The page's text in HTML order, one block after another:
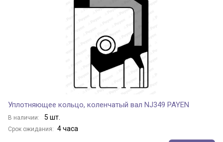
Уплотняющее кольцо, коленчатый вал NJ349 PAYEN
В наличии: 5 шт.
Срок ожидания: 4 часа